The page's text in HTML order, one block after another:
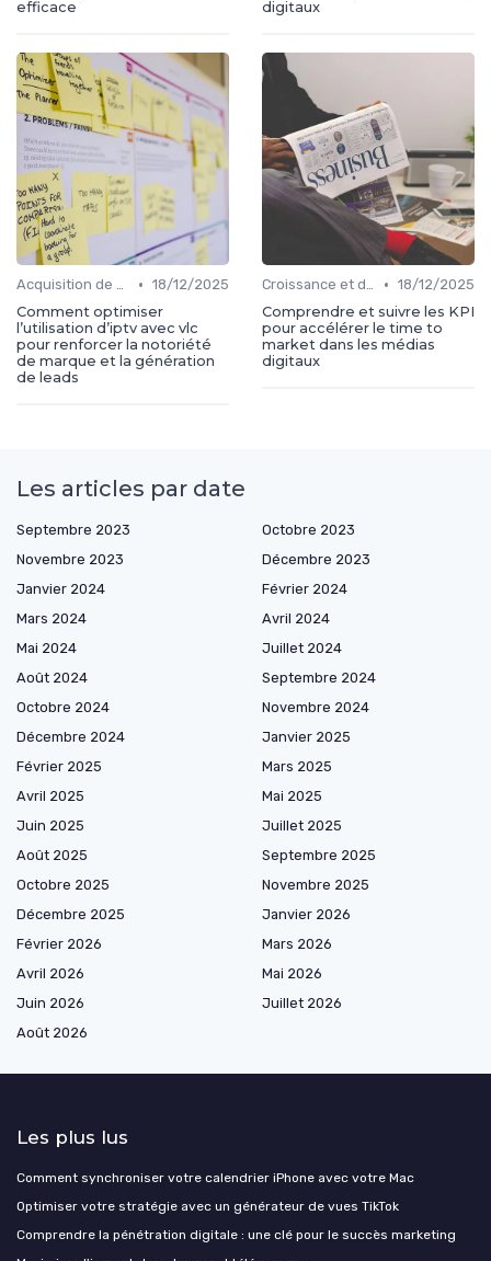
efficace
digitaux
Acquisition de médias • 18/12/2025
Comment optimiser
l’utilisation d’iptv avec vlc
pour renforcer la notoriété
de marque et la génération
de leads
Croissance et développement • 18/12/2025
Comprendre et suivre les KPI
pour accélérer le time to
market dans les médias
digitaux
Les articles par date
Septembre 2023
Octobre 2023
Novembre 2023
Décembre 2023
Janvier 2024
Février 2024
Mars 2024
Avril 2024
Mai 2024
Juillet 2024
Août 2024
Septembre 2024
Octobre 2024
Novembre 2024
Décembre 2024
Janvier 2025
Février 2025
Mars 2025
Avril 2025
Mai 2025
Juin 2025
Juillet 2025
Août 2025
Septembre 2025
Octobre 2025
Novembre 2025
Décembre 2025
Janvier 2026
Février 2026
Mars 2026
Avril 2026
Mai 2026
Juin 2026
Juillet 2026
Août 2026
Les plus lus
Comment synchroniser votre calendrier iPhone avec votre Mac
Optimiser votre stratégie avec un générateur de vues TikTok
Comprendre la pénétration digitale : une clé pour le succès marketing